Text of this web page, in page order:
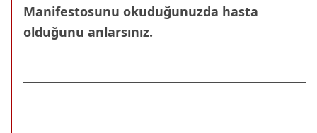
Manifestosunu okuduğunuzda hasta
olduğunu anlarsınız.